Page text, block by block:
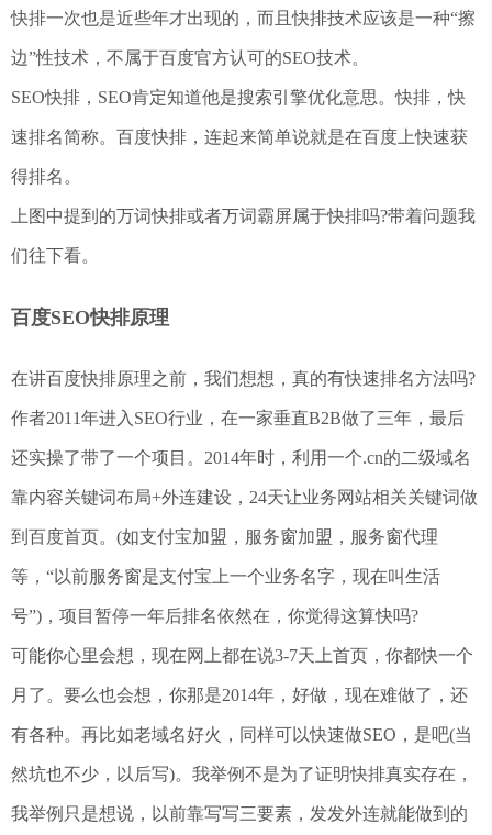
快排一次也是近些年才出现的，而且快排技术应该是一种“擦
边”性技术，不属于百度官方认可的SEO技术。
SEO快排，SEO肯定知道他是搜索引擎优化意思。快排，快
速排名简称。百度快排，连起来简单说就是在百度上快速获
得排名。
上图中提到的万词快排或者万词霸屏属于快排吗?带着问题我
们往下看。
百度SEO快排原理
在讲百度快排原理之前，我们想想，真的有快速排名方法吗?
作者2011年进入SEO行业，在一家垂直B2B做了三年，最后
还实操了带了一个项目。2014年时，利用一个.cn的二级域名
靠内容关键词布局+外连建设，24天让业务网站相关关键词做
到百度首页。(如支付宝加盟，服务窗加盟，服务窗代理
等，“以前服务窗是支付宝上一个业务名字，现在叫生活
号”)，项目暂停一年后排名依然在，你觉得这算快吗?
可能你心里会想，现在网上都在说3-7天上首页，你都快一个
月了。要么也会想，你那是2014年，好做，现在难做了，还
有各种。再比如老域名好火，同样可以快速做SEO，是吧(当
然坑也不少，以后写)。我举例不是为了证明快排真实存在，
我举例只是想说，以前靠写写三要素，发发外连就能做到的